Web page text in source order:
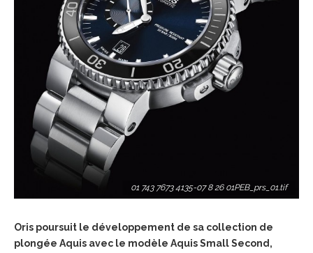
01 743 7673 4135-07 8 26 01PEB_prs_01.tif
Oris poursuit le développement de sa collection de
plongée Aquis avec le modèle Aquis Small Second,